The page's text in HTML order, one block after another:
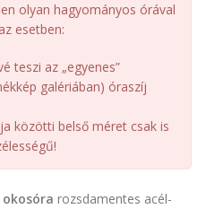
olyan hagyományos órával
esetben:
teszi az „egyenes”
galériában) óraszíj
közötti belső méret csak is
okosóra rozsdamentes acél-